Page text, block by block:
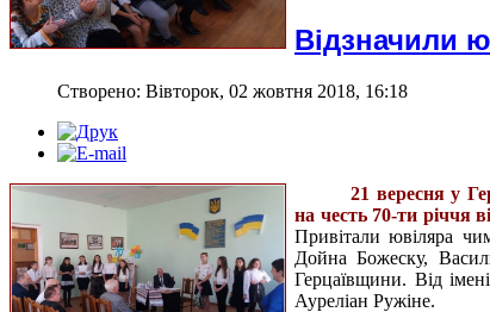
Відзначили
Створено: Вівторок, 02 жовтня 2018, 16:18
21 вересня у
на честь 70-ти річчя
Привітали ювіляра
Дойна Божеску,
Герцаївщини. Від
Ауреліан Ружіне.